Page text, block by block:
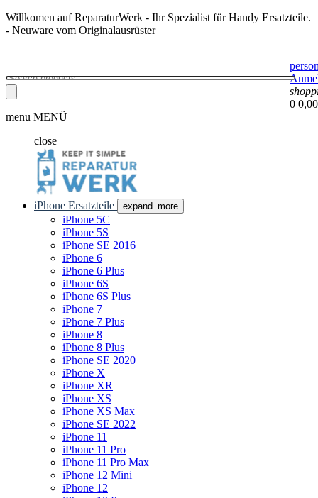
Willkomen auf ReparaturWerk - Ihr Spezialist für Handy Ersatzteile.
- Neuware vom Originalausrüster
0
menu MENÜ
close
iPhone Ersatzteile expand_more
iPhone 5C
iPhone 5S
iPhone SE 2016
iPhone 6
iPhone 6 Plus
iPhone 6S
iPhone 6S Plus
iPhone 7
iPhone 7 Plus
iPhone 8
iPhone 8 Plus
iPhone SE 2020
iPhone X
iPhone XR
iPhone XS
iPhone XS Max
iPhone SE 2022
iPhone 11
iPhone 11 Pro
iPhone 11 Pro Max
iPhone 12 Mini
iPhone 12